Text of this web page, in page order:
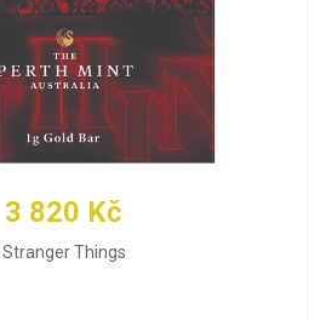
3 820 Kč
Stranger Things